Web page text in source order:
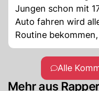
Jungen schon mit
Auto fahren wird
Routine
nicht bewahrheitet.
Alle
Mehr aus